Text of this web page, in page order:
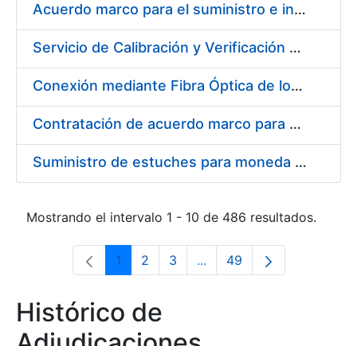
Acuerdo marco para el suministro e instalación de persianas, estores y otros complementos
Servicio de Calibración y Verificación Externa de los Equipos de Medición del Servicio de Prevención de la FNMT-RCM
Conexión mediante Fibra Óptica de los Centros de Proceso de Datos (CPDs) de las sedes de la FNMT-RCM de Burgos y Madrid
Contratación de acuerdo marco para el Suministro de Material de Electricidad para la Fábrica Nacional de Moneda y Timbre-Real Casa de la Moneda en su centro de trabajo de Burgos
Suministro de estuches para moneda de 30 €
Mostrando el intervalo 1 - 10 de 486 resultados.
Página
1 Página
2 Página
3 ...Páginas intermedias Use
Página
49
Histórico de